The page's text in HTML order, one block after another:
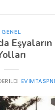
GENEL